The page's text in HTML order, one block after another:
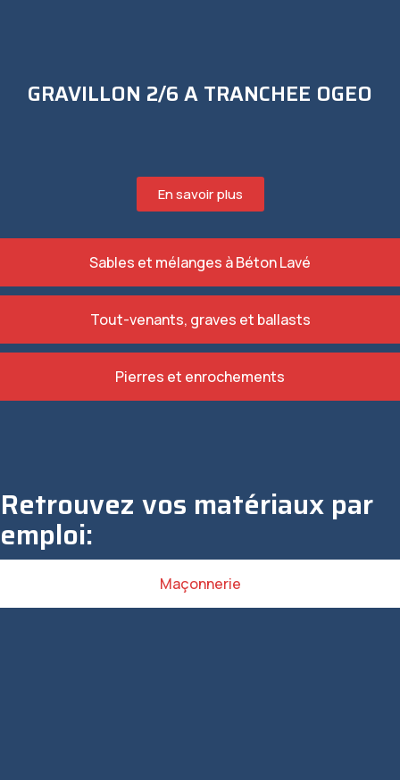
Sables et mélanges à Béton Lavé
Tout-venants, graves et ballasts
Pierres et enrochements
GRAVILLON 2/6 A TRANCHEE OGEO
En savoir plus
Retrouvez vos matériaux par
emploi:
Maçonnerie